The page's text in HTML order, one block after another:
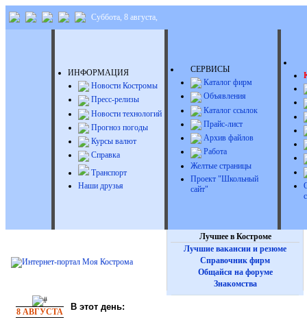
Суббота, 8 августа,
ИНФОРМАЦИЯ
Новости Костромы
Пресс-релизы
Новости технологий
Прогноз погоды
Курсы валют
Справка
Транспорт
Наши друзья
СЕРВИСЫ
Каталог фирм
Объявления
Каталог ссылок
Прайс-лист
Архив файлов
Работа
Желтые страницы
Проект "Школьный
сайт"
Лучшее в Костроме
Лучшие вакансии и резюме
Справочник фирм
Общайся на форуме
Знакомства
8 АВГУСТА В этот день: